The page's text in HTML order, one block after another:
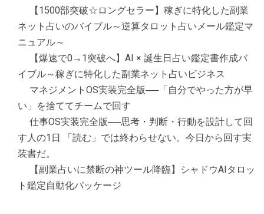
【1500部突破☆ロングセラー】稼ぎに特化した副業
ネット占いのバイブル～逆算タロット占いメール鑑定マ
ニュアル～
【爆速で0→1突破へ】AI × 誕生日占い鑑定書作成バ
イブル～稼ぎに特化した副業ネット占いビジネス
マネジメントOS実装完全版──「自分でやった方が早
い」を捨ててチームで回す
仕事OS実装完全版──思考・判断・行動を設計して回
す人の1日 「読む」では終わらせない。今日から回す実
装書だ。
【副業占いに禁断の神ツール降臨】シャドウAIタロッ
ト鑑定自動化パッケージ